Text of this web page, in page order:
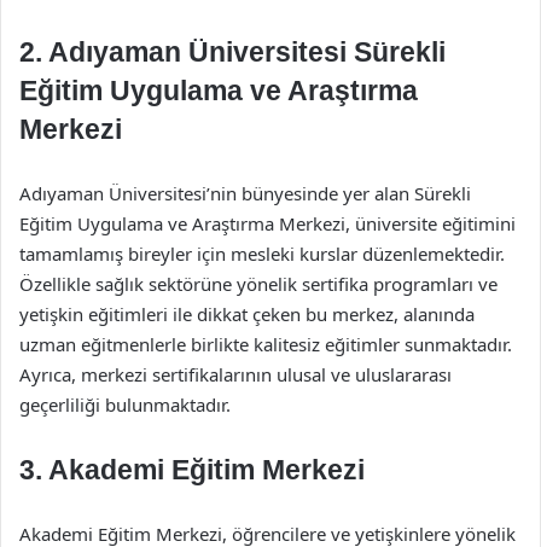
2. Adıyaman Üniversitesi Sürekli
Eğitim Uygulama ve Araştırma
Merkezi
Adıyaman Üniversitesi’nin bünyesinde yer alan Sürekli
Eğitim Uygulama ve Araştırma Merkezi, üniversite eğitimini
tamamlamış bireyler için mesleki kurslar düzenlemektedir.
Özellikle sağlık sektörüne yönelik sertifika programları ve
yetişkin eğitimleri ile dikkat çeken bu merkez, alanında
uzman eğitmenlerle birlikte kalitesiz eğitimler sunmaktadır.
Ayrıca, merkezi sertifikalarının ulusal ve uluslararası
geçerliliği bulunmaktadır.
3. Akademi Eğitim Merkezi
Akademi Eğitim Merkezi, öğrencilere ve yetişkinlere yönelik